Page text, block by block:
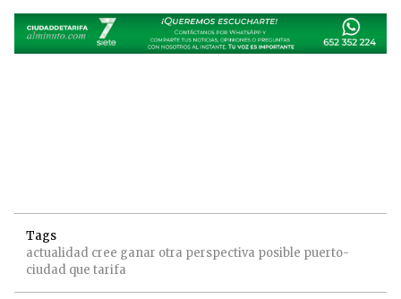
Tags
actualidad cree ganar otra perspectiva posible puerto-
ciudad que tarifa